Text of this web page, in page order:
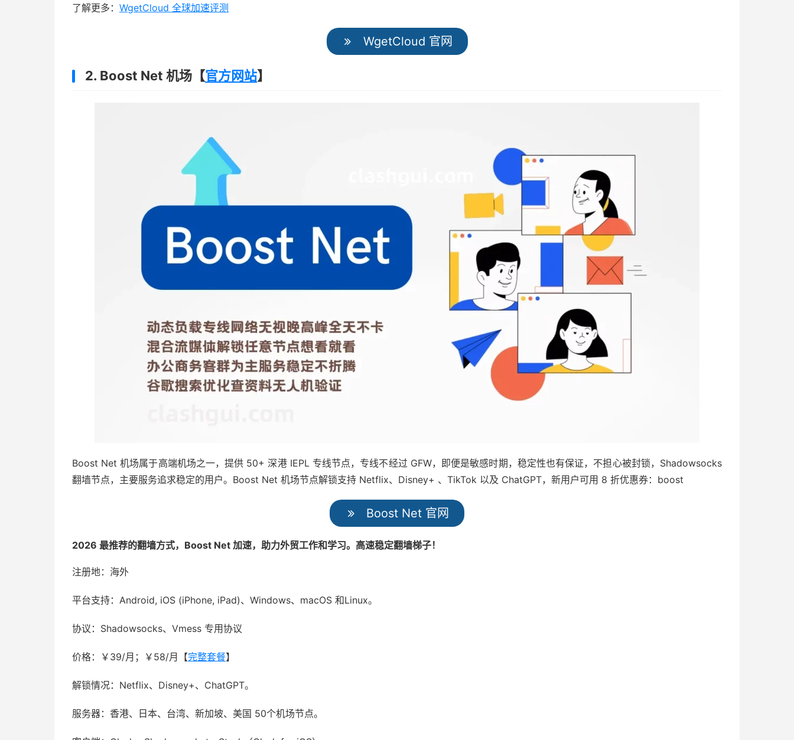
了解更多： WgetCloud 全球加速评测
WgetCloud 官网
2. Boost Net 机场【官方网站】
Boost Net 机场属于高端机场之一，提供 50+ 深港 IEPL 专线节点，专线不经过 GFW，即便是敏感时期，稳定性也有保证，不担心被封锁，Shadowsocks
翻墙节点，主要服务追求稳定的用户。Boost Net 机场节点解锁支持 Netflix、Disney+ 、TikTok 以及 ChatGPT，新用户可用 8 折优惠券：boost
Boost Net 官网
2026 最推荐的翻墙方式，Boost Net 加速，助力外贸工作和学习。高速稳定翻墙梯子！
注册地：海外
平台支持：Android, iOS (iPhone, iPad)、Windows、macOS 和Linux。
协议：Shadowsocks、Vmess 专用协议
价格：￥39/月；￥58/月【完整套餐】
解锁情况：Netflix、Disney+、ChatGPT。
服务器：香港、日本、台湾、新加坡、美国 50个机场节点。